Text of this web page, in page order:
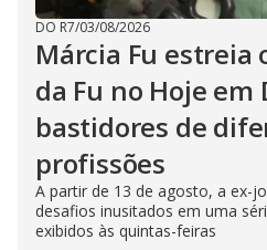
DO R7/03/08/2026
Márcia Fu estreia
da Fu no Hoje em
bastidores de
profissões
A partir de 13 de agosto, a ex-
desafios inusitados em uma
exibidos às quintas-feiras